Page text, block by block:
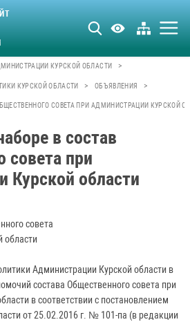
КУРСКОЙ ОБЛАСТИ >
КУРСКОЙ ОБЛАСТИ > ОБЪЯВЛЕНИЯ >
СОВЕТА ПРИ АДМИНИСТРАЦИИ КУРСКОЙ
в состав
совета при
Курской области
совета
области
Администрации Курской области в
состава Общественного совета при
в соответствии с постановлением
от 25.02.2016 г. № 101-па (в редакции